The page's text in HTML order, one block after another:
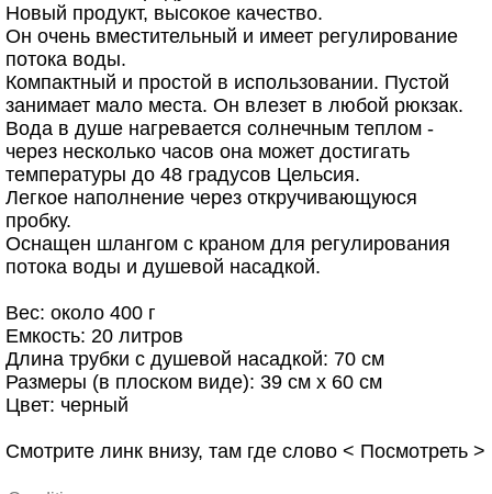
Новый продукт, высокое качество.
Он очень вместительный и имеет регулирование
потока воды.
Компактный и простой в использовании. Пустой
занимает мало места. Он влезет в любой рюкзак.
Вода в душе нагревается солнечным теплом -
через несколько часов она может достигать
температуры до 48 градусов Цельсия.
Легкое наполнение через откручивающуюся
пробку.
Оснащен шлангом с краном для регулирования
потока воды и душевой насадкой.
Вес: около 400 г
Емкость: 20 литров
Длина трубки с душевой насадкой: 70 см
Размеры (в плоском виде): 39 см х 60 см
Цвет: черный
Смотрите линк внизу, там где слово < Посмотреть >